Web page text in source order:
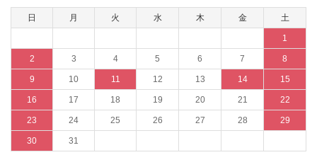
日 月 火 水 木 金 土
1
2 3 4 5 6 7 8
9 10 11 12 13 14 15
16 17 18 19 20 21 22
23 24 25 26 27 28 29
30 31